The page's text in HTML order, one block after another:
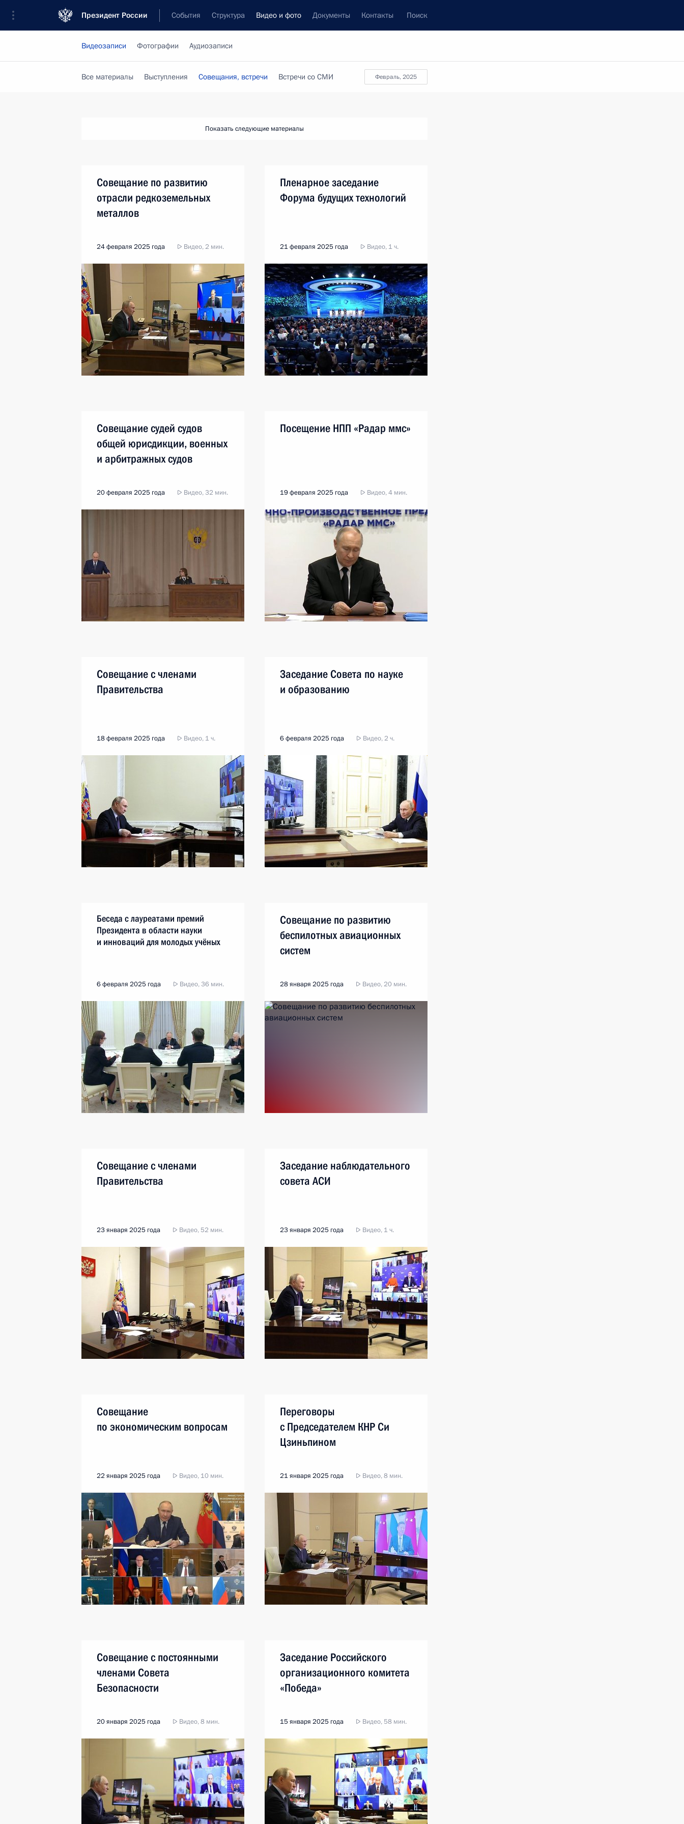
Президент России События Структура Видео и фото Документы Контакты Поиск
Видеозаписи Фотографии Аудиозаписи
февраль, 2025
Все материалы Выступления Совещания, встречи Встречи со СМИ
Показать следующие материалы
Совещание по развитию
отрасли редкоземельных
металлов
24 февраля 2025 года Видео, 2 мин.
Пленарное заседание
Форума будущих технологий
21 февраля 2025 года Видео, 1 ч.
Совещание судей судов
общей юрисдикции, военных
и арбитражных судов
20 февраля 2025 года Видео, 32 мин.
Посещение НПП «Радар ммс»
19 февраля 2025 года Видео, 4 мин.
Совещание с членами
Правительства
18 февраля 2025 года Видео, 1 ч.
Заседание Совета по науке
и образованию
6 февраля 2025 года Видео, 2 ч.
Беседа с лауреатами премий
Президента в области науки
и инноваций для молодых учёных
6 февраля 2025 года Видео, 36 мин.
Совещание по развитию
беспилотных авиационных
систем
28 января 2025 года Видео, 20 мин.
Совещание с членами
Правительства
23 января 2025 года Видео, 52 мин.
Заседание наблюдательного
совета АСИ
23 января 2025 года Видео, 1 ч.
Совещание
по экономическим вопросам
22 января 2025 года Видео, 10 мин.
Переговоры
с Председателем КНР Си
Цзиньпином
21 января 2025 года Видео, 8 мин.
Совещание с постоянными
членами Совета
Безопасности
20 января 2025 года Видео, 8 мин.
Заседание Российского
организационного комитета
«Победа»
15 января 2025 года Видео, 58 мин.